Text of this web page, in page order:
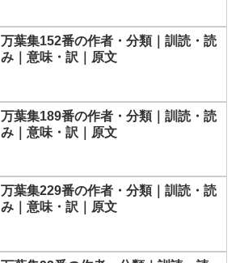
万葉集152番の作者・分類｜訓読・読
み｜意味・訳｜原文
万葉集189番の作者・分類｜訓読・読
み｜意味・訳｜原文
万葉集229番の作者・分類｜訓読・読
み｜意味・訳｜原文